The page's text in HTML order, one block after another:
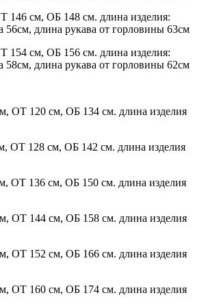
146 см, ОБ 148 см. длина изделия:
56см, длина рукава от горловины 63см
154 см, ОБ 156 см. длина изделия:
58см, длина рукава от горловины 62см
ОТ 120 см, ОБ 134 см. длина изделия
ОТ 128 см, ОБ 142 см. длина изделия
ОТ 136 см, ОБ 150 см. длина изделия
ОТ 144 см, ОБ 158 см. длина изделия
ОТ 152 см, ОБ 166 см. длина изделия
ОТ 160 см, ОБ 174 см. длина изделия